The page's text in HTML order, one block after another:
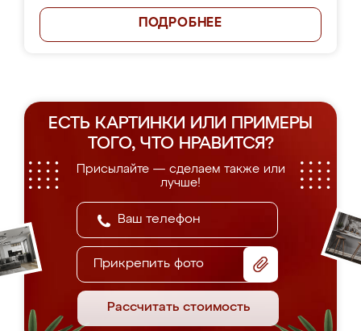
ПОДРОБНЕЕ
ЕСТЬ КАРТИНКИ ИЛИ ПРИМЕРЫ
ТОГО, ЧТО НРАВИТСЯ?
Присылайте — сделаем также или
лучше!
Прикрепить фото
Рассчитать стоимость